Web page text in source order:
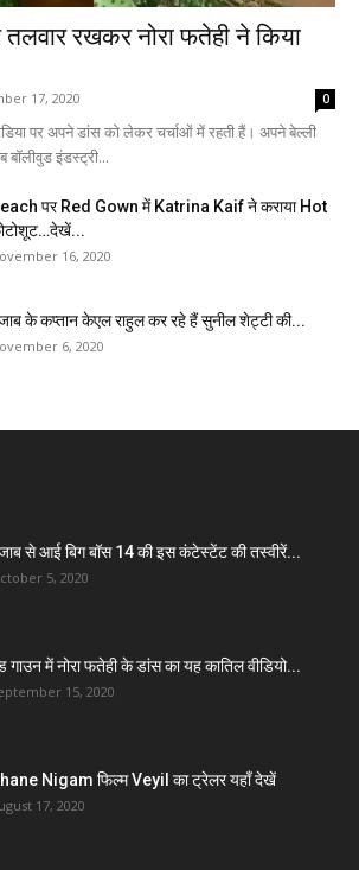
रखकर नोरा फतेही ने किया
17, 2020 0
पर अपने डांस को लेकर चर्चाओं में रहती हैं। अपने बेल्ली
इंडस्ट्री...
पर Red Gown में Katrina Kaif ने कराया Hot
16, 2020
के कप्तान केएल राहुल कर रहे हैं सुनील शेट्टी की...
6, 2020
से आई बिग बॉस 14 की इस कंटेस्टेंट की तस्वीरें...
5, 2020
गाउन में नोरा फतेही के डांस का यह कातिल वीडियो...
15, 2020
Nigam फिल्म Veyil का ट्रेलर यहाँ देखें
17, 2020